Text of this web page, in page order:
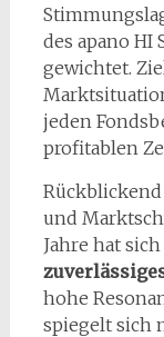
des apano HI
gewichtet.
jeden
profitablen
und
Jahre hat
hohe
spiegelt sich